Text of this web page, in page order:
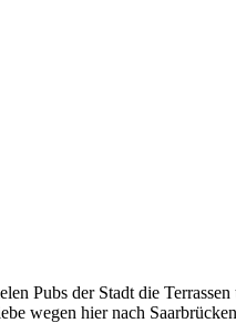
Pubs der Stadt die
wegen hier nach